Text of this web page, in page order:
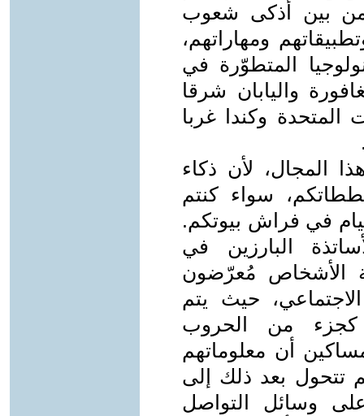
من بين أذكى شعوب
ومهاراتهم،
المتطوّرة في
واليابان شرقا
المتحدة وكندا غربا
المجال، لأن ذكاء
سواء كنتم
في فراش بيوتكم.
البارزين في
الأشخاص مُعرّضون
حيث يتم
كجزء من الحروب
أن معلوماتهم
تتحول بعد ذلك إلى
وسائل التواصل